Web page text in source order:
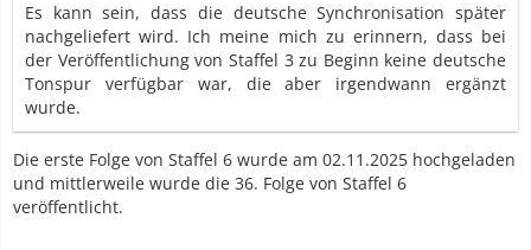
Es kann sein, dass die deutsche Synchronisation später
nachgeliefert wird. Ich meine mich zu erinnern, dass bei
der Veröffentlichung von Staffel 3 zu Beginn keine deutsche
Tonspur verfügbar war, die aber irgendwann ergänzt
wurde.
Die erste Folge von Staffel 6 wurde am 02.11.2025 hochgeladen
und mittlerweile wurde die 36. Folge von Staffel 6
veröffentlicht.